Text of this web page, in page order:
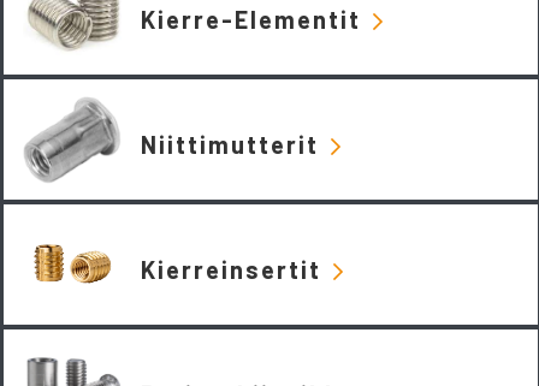
Kierre-Elementit
Niittimutterit
Kierreinsertit